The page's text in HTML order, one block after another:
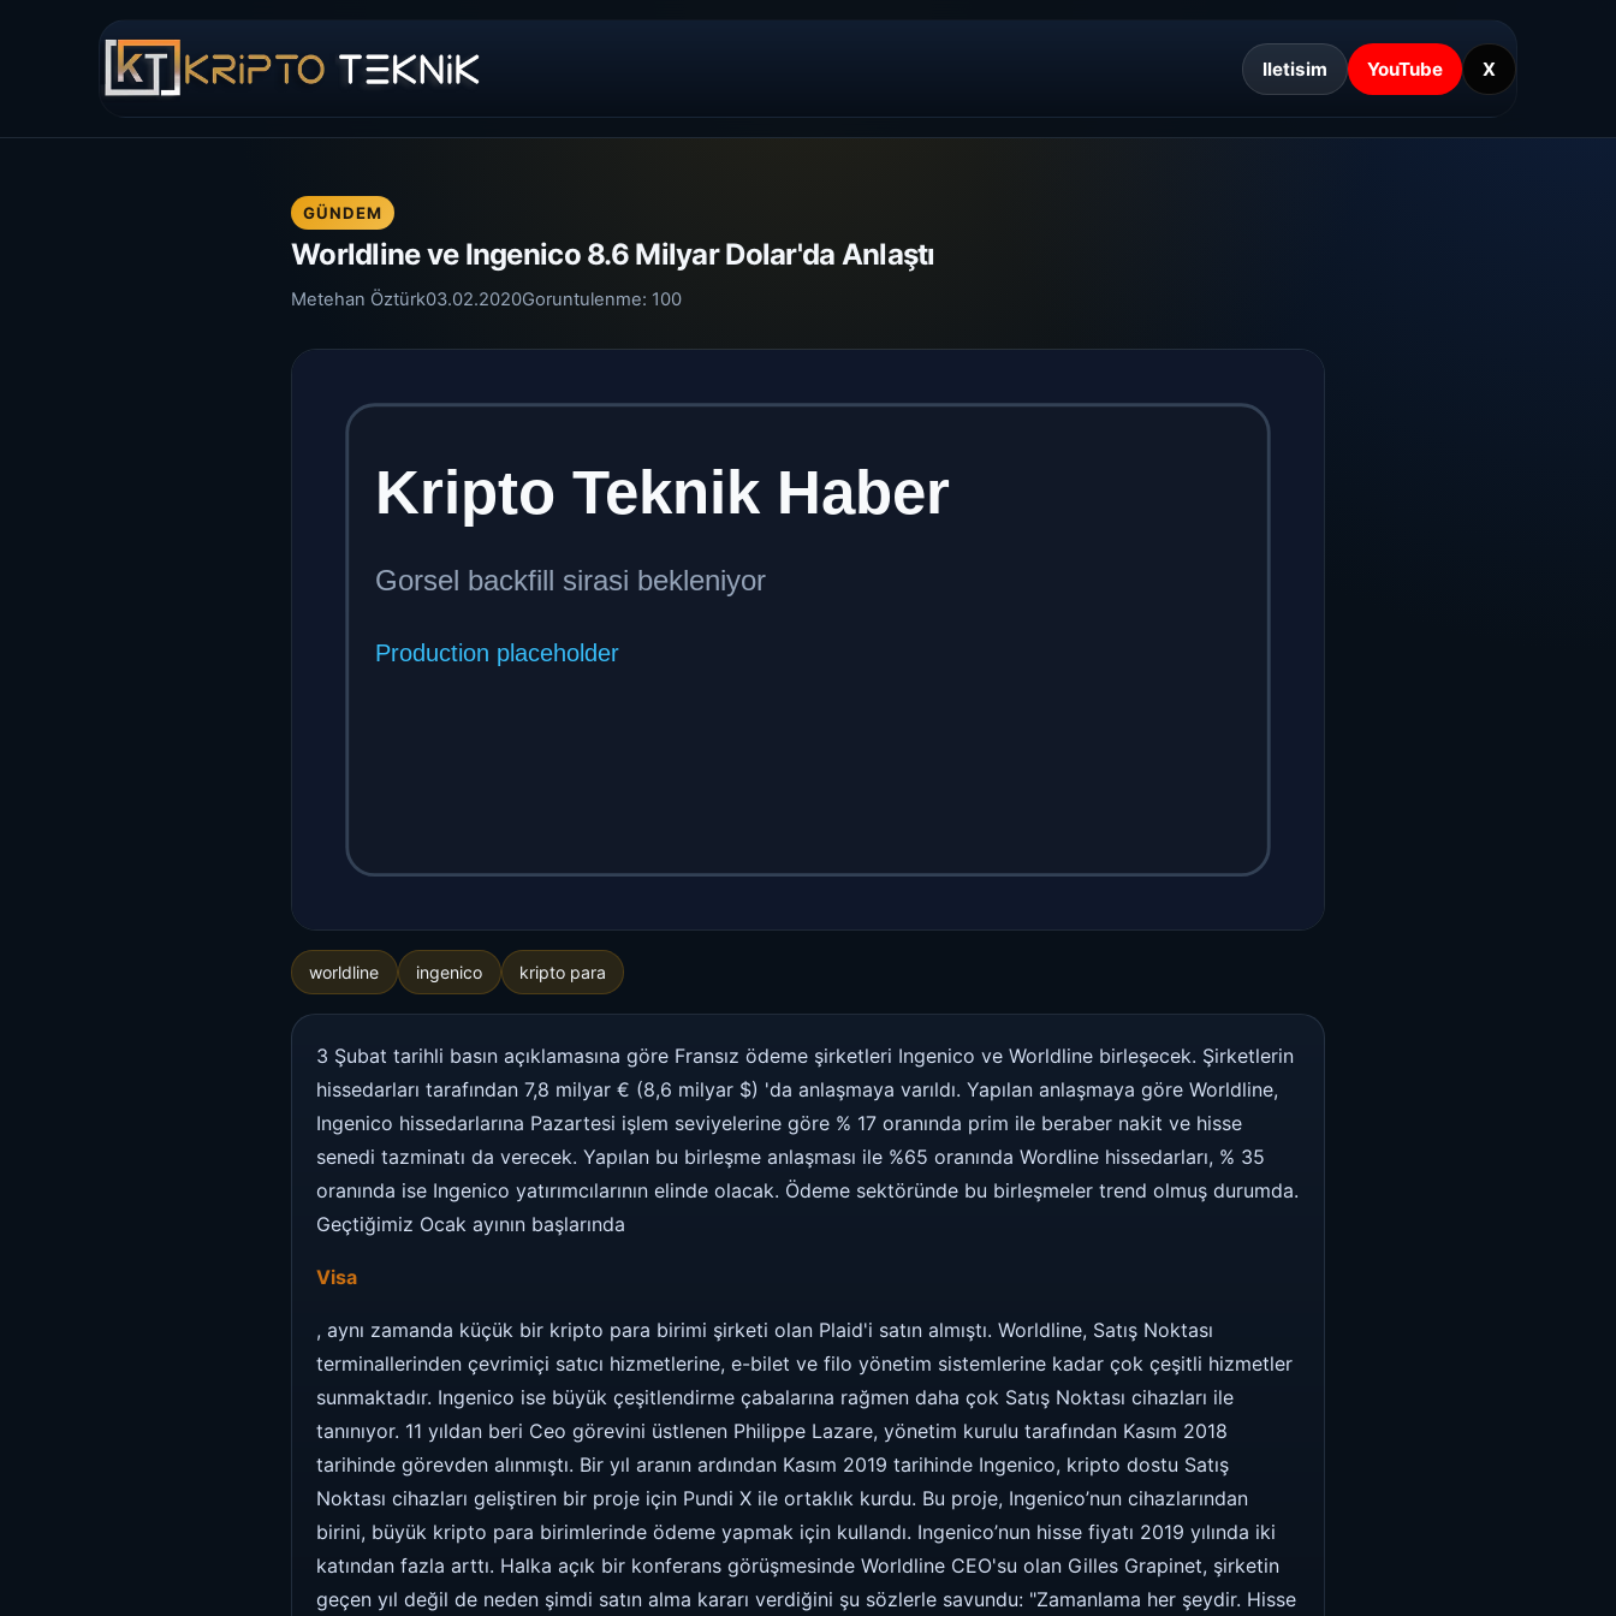
Iletisim YouTube X
GÜNDEM
Worldline ve Ingenico 8.6 Milyar Dolar'da Anlaştı
Metehan Öztürk03.02.2020Goruntulenme: 100
worldline ingenico kripto para
3 Şubat tarihli basın açıklamasına göre Fransız ödeme şirketleri Ingenico ve Worldline birleşecek. Şirketlerin
hissedarları tarafından 7,8 milyar € (8,6 milyar $) 'da anlaşmaya varıldı. Yapılan anlaşmaya göre Worldline,
Ingenico hissedarlarına Pazartesi işlem seviyelerine göre % 17 oranında prim ile beraber nakit ve hisse
senedi tazminatı da verecek. Yapılan bu birleşme anlaşması ile %65 oranında Wordline hissedarları, % 35
oranında ise Ingenico yatırımcılarının elinde olacak. Ödeme sektöründe bu birleşmeler trend olmuş durumda.
Geçtiğimiz Ocak ayının başlarında
Visa
, aynı zamanda küçük bir kripto para birimi şirketi olan Plaid'i satın almıştı. Worldline, Satış Noktası
terminallerinden çevrimiçi satıcı hizmetlerine, e-bilet ve filo yönetim sistemlerine kadar çok çeşitli hizmetler
sunmaktadır. Ingenico ise büyük çeşitlendirme çabalarına rağmen daha çok Satış Noktası cihazları ile
tanınıyor. 11 yıldan beri Ceo görevini üstlenen Philippe Lazare, yönetim kurulu tarafından Kasım 2018
tarihinde görevden alınmıştı. Bir yıl aranın ardından Kasım 2019 tarihinde Ingenico, kripto dostu Satış
Noktası cihazları geliştiren bir proje için Pundi X ile ortaklık kurdu. Bu proje, Ingenico’nun cihazlarından
birini, büyük kripto para birimlerinde ödeme yapmak için kullandı. Ingenico’nun hisse fiyatı 2019 yılında iki
katından fazla arttı. Halka açık bir konferans görüşmesinde Worldline CEO'su olan Gilles Grapinet, şirketin
geçen yıl değil de neden şimdi satın alma kararı verdiğini şu sözlerle savundu: "Zamanlama her şeydir. Hisse